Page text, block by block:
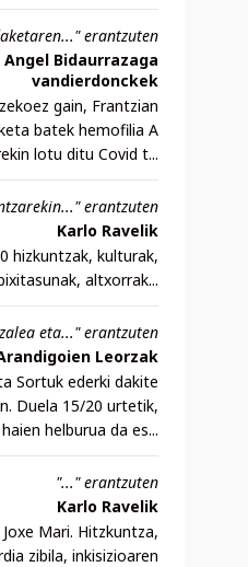
erantzuten
Angel Bidaurrazaga
vandierdonckek
gain, Frantzian
batek hemofilia A
lotu ditu Covid t...
erantzuten
Karlo Ravelik
hizkuntzak, kulturak,
altxorrak...
eta..." erantzuten
Leorzak
Sortuk ederki dakite
Duela 15/20 urtetik,
haien helburua da es...
"..." erantzuten
Karlo Ravelik
Mari. Hitzkuntza,
zibila, inkisizioaren